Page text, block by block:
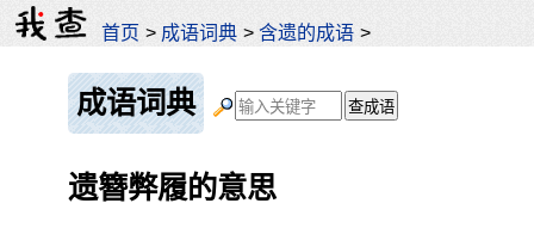
首页 > 成语词典 >含遗的成语 >
成语词典
遗簪弊履的意思